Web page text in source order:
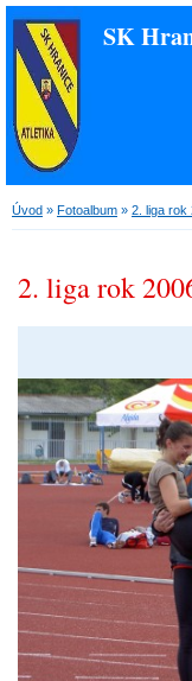
SK
Úvod » Fotoalbum » 2. liga rok
2. liga rok